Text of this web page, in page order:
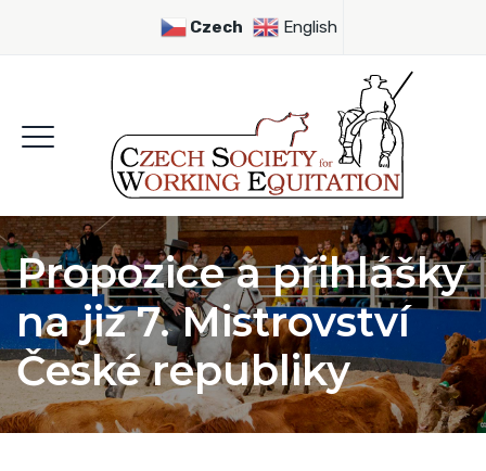
Czech English
Propozice a přihlášky
na již 7. Mistrovství
České republiky